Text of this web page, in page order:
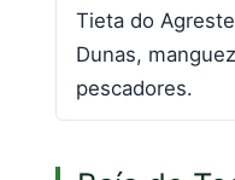
Tieta do
Dunas,
pescadores.